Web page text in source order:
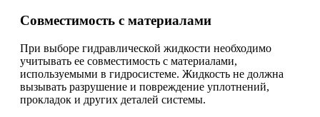
Совместимость с материалами
При выборе гидравлической жидкости необходимо
учитывать ее совместимость с материалами,
используемыми в гидросистеме. Жидкость не должна
вызывать разрушение и повреждение уплотнений,
прокладок и других деталей системы.